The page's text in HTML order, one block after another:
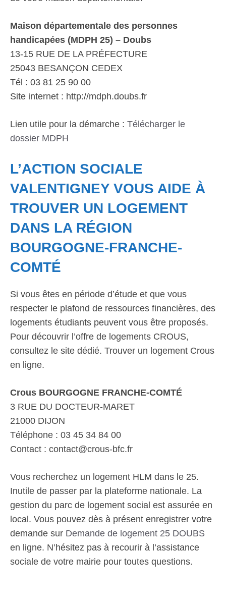
Maison départementale des personnes
handicapées (MDPH 25) – Doubs
13-15 RUE DE LA PRÉFECTURE
25043 BESANÇON CEDEX
Tél : 03 81 25 90 00
Site internet : http://mdph.doubs.fr
Lien utile pour la démarche : Télécharger le
dossier MDPH
L’ACTION SOCIALE
VALENTIGNEY VOUS AIDE À
TROUVER UN LOGEMENT
DANS LA RÉGION
BOURGOGNE-FRANCHE-
COMTÉ
Si vous êtes en période d’étude et que vous
respecter le plafond de ressources financières, des
logements étudiants peuvent vous être proposés.
Pour découvrir l’offre de logements CROUS,
consultez le site dédié. Trouver un logement Crous
en ligne.
Crous BOURGOGNE FRANCHE-COMTÉ
3 RUE DU DOCTEUR-MARET
21000 DIJON
Téléphone : 03 45 34 84 00
Contact : contact@crous-bfc.fr
Vous recherchez un logement HLM dans le 25.
Inutile de passer par la plateforme nationale. La
gestion du parc de logement social est assurée en
local. Vous pouvez dès à présent enregistrer votre
demande sur Demande de logement 25 DOUBS
en ligne. N’hésitez pas à recourir à l’assistance
sociale de votre mairie pour toutes questions.